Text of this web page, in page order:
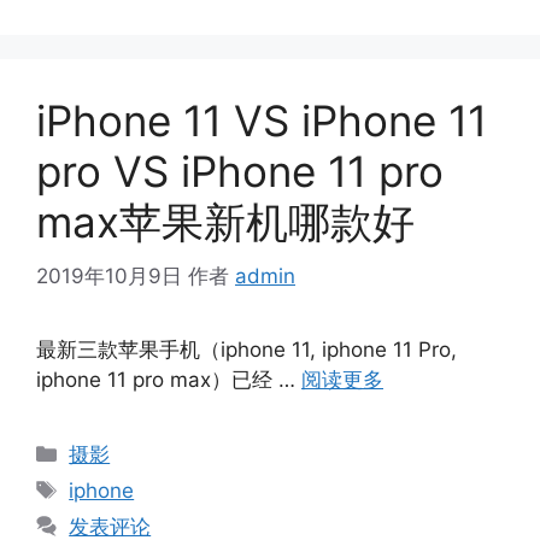
iPhone 11 VS iPhone 11
pro VS iPhone 11 pro
max苹果新机哪款好
2019年10月9日 作者 admin
最新三款苹果手机（iphone 11, iphone 11 Pro,
iphone 11 pro max）已经 … 阅读更多
分
类
摄影
标
签
iphone
发表评论